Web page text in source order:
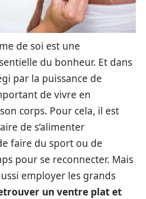
de soi est une
du bonheur. Et dans
par la puissance de
de vivre en
corps. Pour cela, il est
de s’alimenter
faire du sport ou de
pour se reconnecter. Mais
employer les grands
un ventre plat et